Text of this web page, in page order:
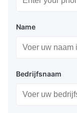
Name
Bedrijfsnaam